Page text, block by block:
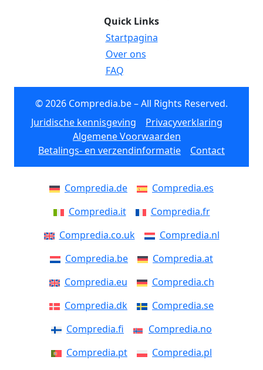
Quick Links
Startpagina
Over ons
FAQ
© 2026 Compredia.be – All Rights Reserved.
Juridische kennisgeving
Privacyverklaring
Algemene Voorwaarden
Betalings- en verzendinformatie
Contact
Compredia.de
Compredia.es
Compredia.it
Compredia.fr
Compredia.co.uk
Compredia.nl
Compredia.be
Compredia.at
Compredia.eu
Compredia.ch
Compredia.dk
Compredia.se
Compredia.fi
Compredia.no
Compredia.pt
Compredia.pl